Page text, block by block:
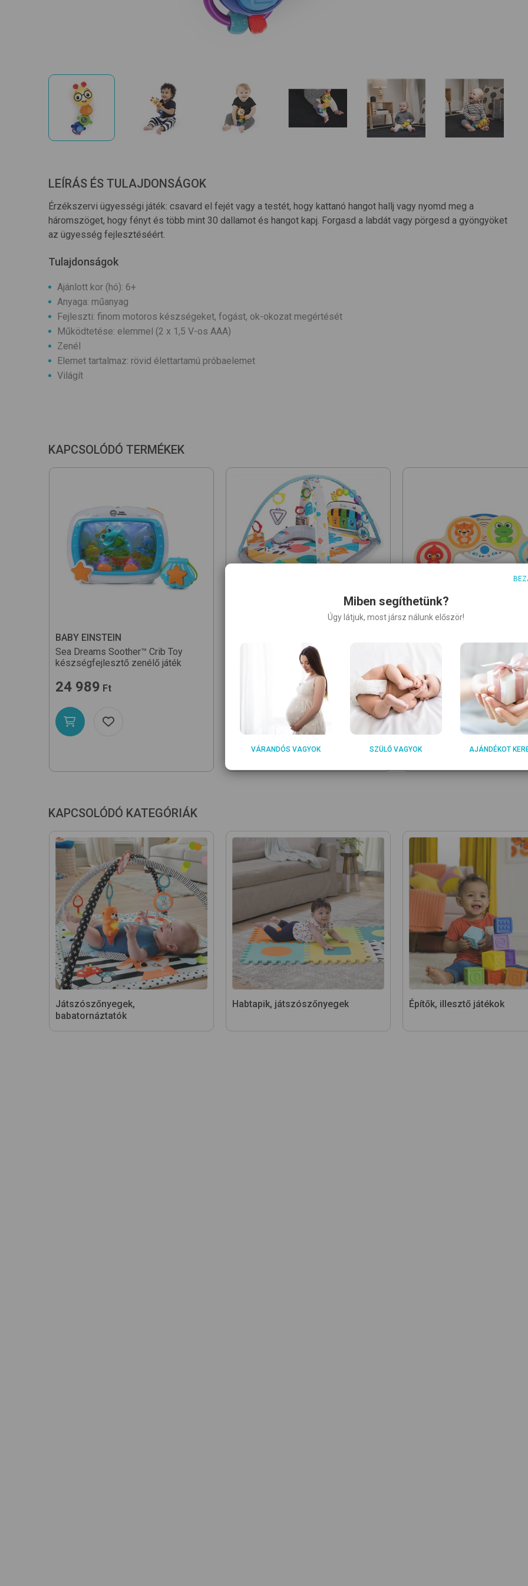
LEÍRÁS ÉS TULAJDONSÁGOK
Érzékszervi ügyességi játék: csavard el fejét vagy a testét, hogy kattanó hangot hallj vagy nyomd meg a
háromszöget, hogy fényt és több mint 30 dallamot és hangot kapj. Forgasd a labdát vagy pörgesd a gyöngyöket
az ügyesség fejlesztéséért.
Tulajdonságok
Ajánlott kor (hó): 6+
Anyaga: műanyag
Fejleszti: finom motoros készségeket, fogást, ok-okozat megértését
Működtetése: elemmel (2 x 1,5 V-os AAA)
Zenél
Elemet tartalmaz: rövid élettartamú próbaelemet
Világít
KAPCSOLÓDÓ TERMÉKEK
BABY EINSTEIN
Sea Dreams Soother™ Crib Toy
készségfejlesztő zenélő játék
24 989 Ft
4-in-1 Kickin Tunes™ Music and
Language Discovery
játszószőnyeg
Magic Touch Drums™ Wooden
17 990 Ft
KAPCSOLÓDÓ KATEGÓRIÁK
Játszószőnyegek,
babatornáztatók
Habtapik, játszószőnyegek Építők, illesztő játékok
Miben segíthetünk?
Úgy látjuk, most jársz nálunk először!
VÁRANDÓS VAGYOK SZÜLŐ VAGYOK AJÁNDÉKOT